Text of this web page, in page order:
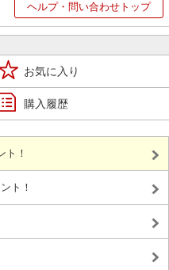
ヘルプ・問い合わせトップ
お気に入り
購入履歴
ト！
ト！